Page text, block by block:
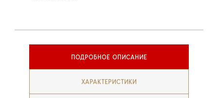
ПОДРОБНОЕ ОПИСАНИЕ
ХАРАКТЕРИСТИКИ